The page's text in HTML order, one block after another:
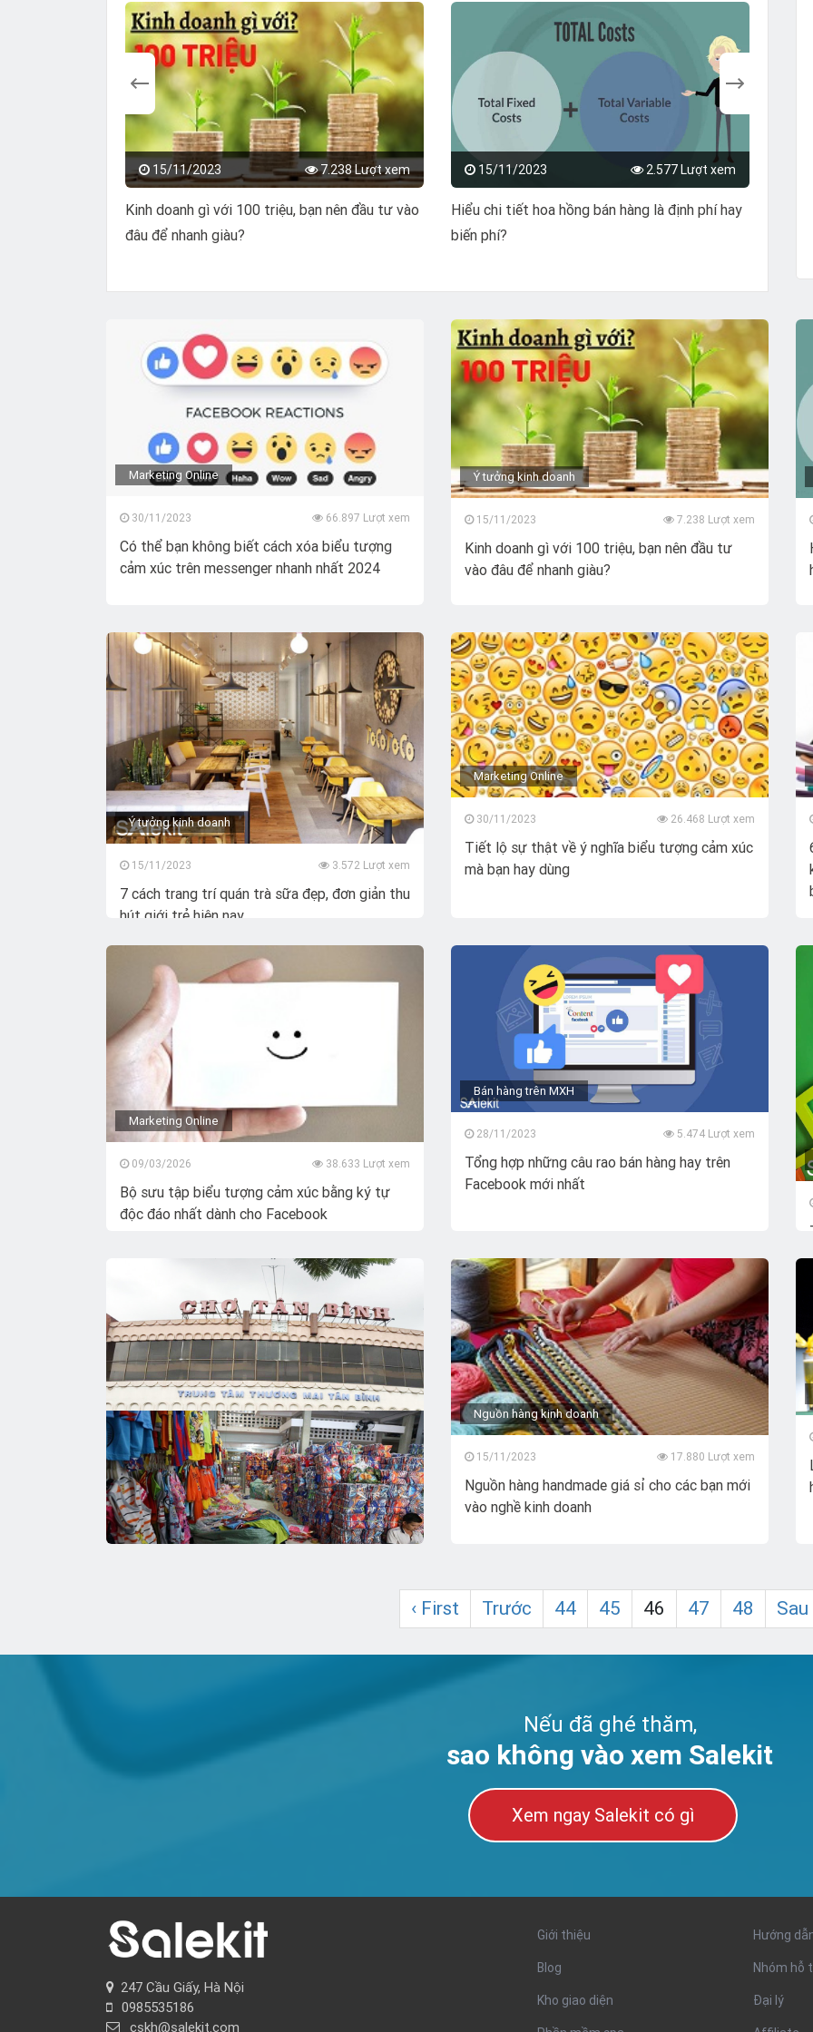
15/11/2023 7.238 Lượt xem
Kinh doanh gì với 100 triệu, bạn nên đầu tư vào
đâu để nhanh giàu?
15/11/2023 2.577 Lượt xem
Hiểu chi tiết hoa hồng bán hàng là định phí hay
biến phí?
7
hút
Marketing Online
30/11/2023 66.897 Lượt xem
Có thể bạn không biết cách xóa biểu tượng
cảm xúc trên messenger nhanh nhất 2024
Ý tưởng kinh doanh
15/11/2023 7.238 Lượt xem
Kinh doanh gì với 100 triệu, bạn nên đầu tư
vào đâu để nhanh giàu?
Ý tưởng kinh doanh
15/11/2023 3.572 Lượt xem
7 cách trang trí quán trà sữa đẹp, đơn giản thu
hút giới trẻ hiện nay
Marketing Online
30/11/2023 26.468 Lượt xem
Tiết lộ sự thật về ý nghĩa biểu tượng cảm xúc
mà bạn hay dùng
Marketing Online
09/03/2026 38.633 Lượt xem
Bộ sưu tập biểu tượng cảm xúc bằng ký tự
độc đáo nhất dành cho Facebook
Bán hàng trên MXH
28/11/2023 5.474 Lượt xem
Tổng hợp những câu rao bán hàng hay trên
Facebook mới nhất
Kinh nghiệm mua quần áo chợ Tân Bình giá sỉ
Nguồn hàng kinh doanh
15/11/2023 17.880 Lượt xem
Nguồn hàng handmade giá sỉ cho các bạn mới
vào nghề kinh doanh
‹ First Trước 44 45 46 47 48 Sau
Nếu đã ghé thăm,
sao không vào xem Salekit
Xem ngay Salekit có gì
247 Cầu Giấy, Hà Nội
0985535186
cskh@salekit.com
Giới thiệu
Blog
Kho giao diện
Hướng
Nhóm hỗ
Đại lý